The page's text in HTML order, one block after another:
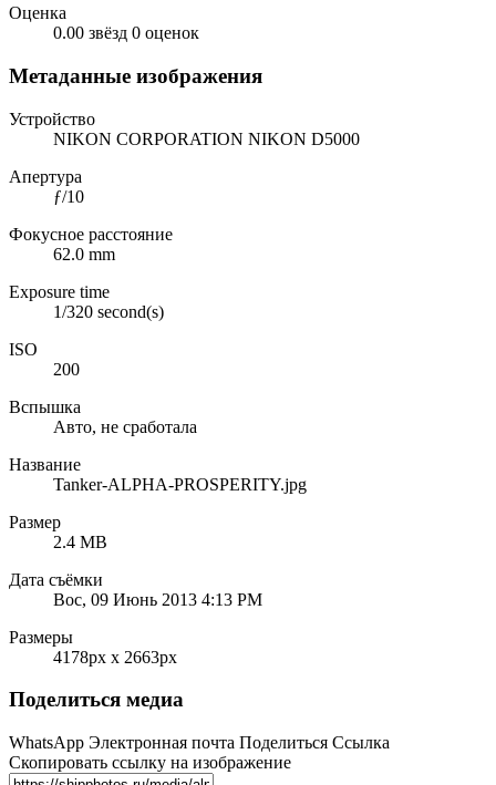
Оценка
0.00 звёзд 0 оценок
Метаданные изображения
Устройство
NIKON CORPORATION NIKON D5000
Апертура
ƒ/10
Фокусное расстояние
62.0 mm
Exposure time
1/320 second(s)
ISO
200
Вспышка
Авто, не сработала
Название
Tanker-ALPHA-PROSPERITY.jpg
Размер
2.4 MB
Дата съёмки
Вос, 09 Июнь 2013 4:13 PM
Размеры
4178px x 2663px
Поделиться медиа
WhatsApp Электронная почта Поделиться Ссылка
Скопировать ссылку на изображение